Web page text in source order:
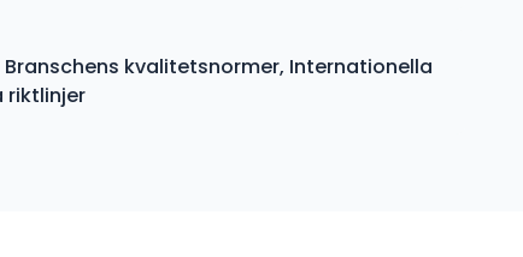
kvalitetsnormer, Internationella
riktlinjer